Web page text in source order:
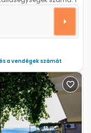
K-27575
a vendégek számát